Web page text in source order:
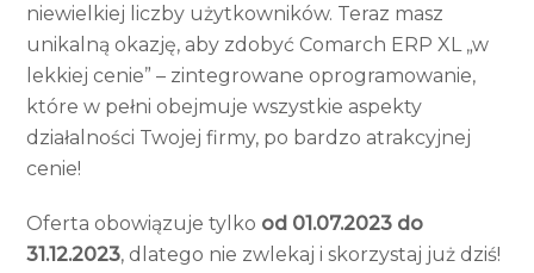
niewielkiej liczby użytkowników. Teraz masz
unikalną okazję, aby zdobyć Comarch ERP XL „w
lekkiej cenie” – zintegrowane oprogramowanie,
które w pełni obejmuje wszystkie aspekty
działalności Twojej firmy, po bardzo atrakcyjnej
cenie!
Oferta obowiązuje tylko od 01.07.2023 do
31.12.2023, dlatego nie zwlekaj i skorzystaj już dziś!